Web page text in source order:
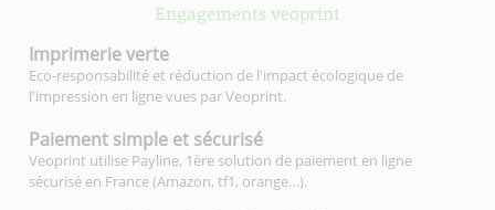
Engagements veoprint
Imprimerieverte
Eco-responsabilité et réduction de l'impact écologique de
l'impression en ligne vues par Veoprint.
Paiement simple et sécurisé
Veoprint utilise Payline, 1ère solution de paiement en ligne
sécurisé en France (Amazon, tf1, orange…).